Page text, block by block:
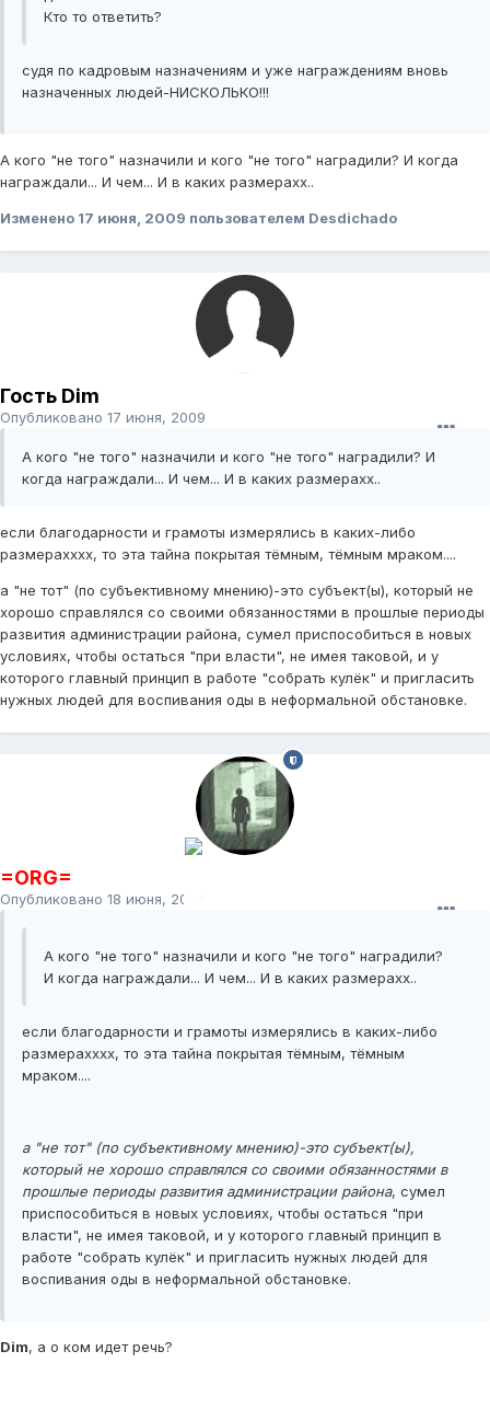
Кто то ответить?
судя по кадровым назначениям и уже награждениям вновь
назначенных людей-НИСКОЛЬКО!!!
А кого "не того" назначили и кого "не того" наградили? И когда
награждали... И чем... И в каких размерахх..
Изменено 17 июня, 2009 пользователем Desdichado
Гость Dim
Опубликовано 17 июня, 2009
А кого "не того" назначили и кого "не того" наградили? И
когда награждали... И чем... И в каких размерахх..
если благодарности и грамоты измерялись в каких-либо
размерахххх, то эта тайна покрытая тёмным, тёмным мраком....
а "не тот" (по субъективному мнению)-это субъект(ы), который не
хорошо справлялся со своими обязанностями в прошлые периоды
развития администрации района, сумел приспособиться в новых
условиях, чтобы остаться "при власти", не имея таковой, и у
которого главный принцип в работе "собрать кулёк" и пригласить
нужных людей для воспивания оды в неформальной обстановке.
=ORG=
Опубликовано 18 июня, 2009
А кого "не того" назначили и кого "не того" наградили?
И когда награждали... И чем... И в каких размерахх..
если благодарности и грамоты измерялись в каких-либо
размерахххх, то эта тайна покрытая тёмным, тёмным
мраком....
а "не тот" (по субъективному мнению)-это субъект(ы),
который не хорошо справлялся со своими обязанностями в
прошлые периоды развития администрации района, сумел
приспособиться в новых условиях, чтобы остаться "при
власти", не имея таковой, и у которого главный принцип в
работе "собрать кулёк" и пригласить нужных людей для
воспивания оды в неформальной обстановке.
Dim, а о ком идет речь?